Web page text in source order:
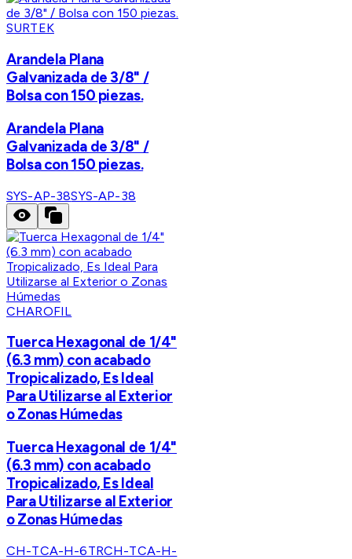
SURTEK
Arandela Plana
Galvanizada de 3/8" /
Bolsa con 150 piezas.
Arandela Plana
Galvanizada de 3/8" /
Bolsa con 150 piezas.
SYS-AP-38SYS-AP-38
CHAROFIL
Tuerca Hexagonal de 1/4"
(6.3 mm) con acabado
Tropicalizado, Es Ideal
Para Utilizarse al Exterior
o Zonas Húmedas
Tuerca Hexagonal de 1/4"
(6.3 mm) con acabado
Tropicalizado, Es Ideal
Para Utilizarse al Exterior
o Zonas Húmedas
CH-TCA-H-6TRCH-TCA-H-